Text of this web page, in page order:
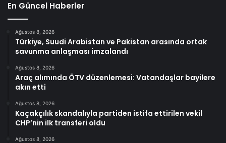
En Güncel Haberler
Ağustos 8, 2026
Türkiye, Suudi Arabistan ve Pakistan arasında ortak
savunma anlaşması imzalandı
Ağustos 8, 2026
Araç alımında ÖTV düzenlemesi: Vatandaşlar bayilere
akın etti
Ağustos 8, 2026
Kaçakçılık skandalıyla partiden istifa ettirilen vekil
CHP’nin ilk transferi oldu
Ağustos 8, 2026